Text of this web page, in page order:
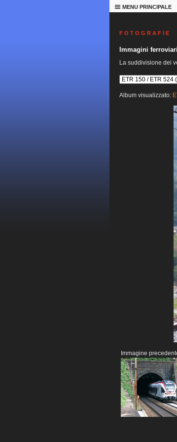
MENU PRINCIPALE
F O T O G R A F I E
Immagini
La suddivisione dei
Album visualizzato:
Immagine